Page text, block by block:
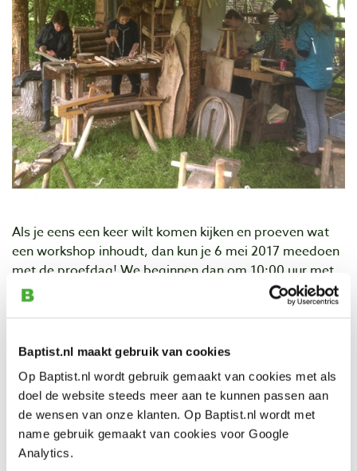
Baptist.nl maakt gebruik van cookies
Op Baptist.nl wordt gebruik gemaakt van cookies met als
doel de website steeds meer aan te kunnen passen aan
de wensen van onze klanten. Op Baptist.nl wordt met
name gebruik gemaakt van cookies voor Google
Analytics.
Als je eens een keer wilt komen kijken en proeven wat
een workshop inhoudt, dan kun je 6 mei 2017 meedoen
met de proefdag! We beginnen dan om 10:00 uur met
instructie en uitleg. Tot 13:00 uur ga je samen met de
workshopleider aan de gang om een mes of lepel te
Vanaf 14:00 uur begint de Open Dag. De
workshopleiders zullen dan de bezoekers van de Open
Dag te woord staan en demonstraties geven. Je kunt
dan wel gewoon de gereedschappen blijven gebruiken
om je project af te maken. Maar ook kijken bij
demonstraties van de andere ambachten, zoals